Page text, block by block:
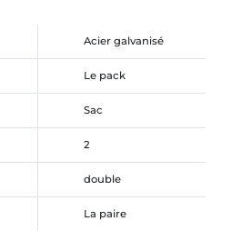
Acier galvanisé
Le pack
Sac
2
double
La paire